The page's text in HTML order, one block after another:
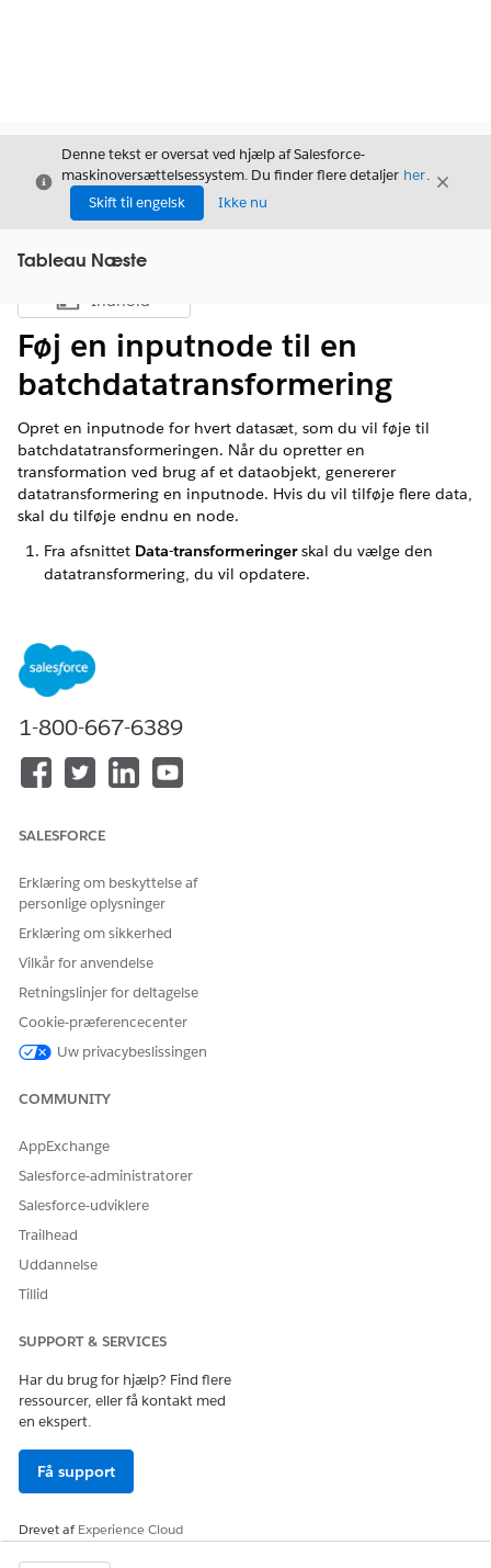
Luk
Denne tekst er oversat ved hjælp af Salesforce-
maskinoversættelsessystem. Du finder flere detaljer her.
Skift til engelsk
Ikke nu
Luk
Tableau Næste
Vis indholdsfortegnelse
Indhold
Føj en inputnode til en
batchdatatransformering
Opret en inputnode for hvert datasæt, som du vil føje til
batchdatatransformeringen. Når du opretter en
transformation ved brug af et dataobjekt, genererer
datatransformering en inputnode. Hvis du vil tilføje flere data,
skal du tilføje endnu en node.
Fra afsnittet Data-transformeringerskal du vælge den
datatransformering, du vil opdatere.
En inputnode for hvert inputdatavalg føjes til lærredet.
Giv os besked, så vi kan forbedre os!
1-800-667-6389
SALESFORCE
Erklæring om beskyttelse af
personlige oplysninger
Erklæring om sikkerhed
Vilkår for anvendelse
Retningslinjer for deltagelse
Cookie-præferencecenter
Uw privacybeslissingen
COMMUNITY
AppExchange
Salesforce-administratorer
Salesforce-udviklere
Trailhead
Uddannelse
Tillid
SUPPORT & SERVICES
Har du brug for hjælp? Find flere
ressourcer, eller få kontakt med
en ekspert.
Få support
Drevet afExperience Cloud